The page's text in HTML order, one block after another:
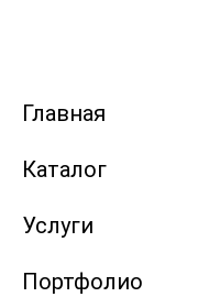
Главная
Каталог
Услуги
Портфолио